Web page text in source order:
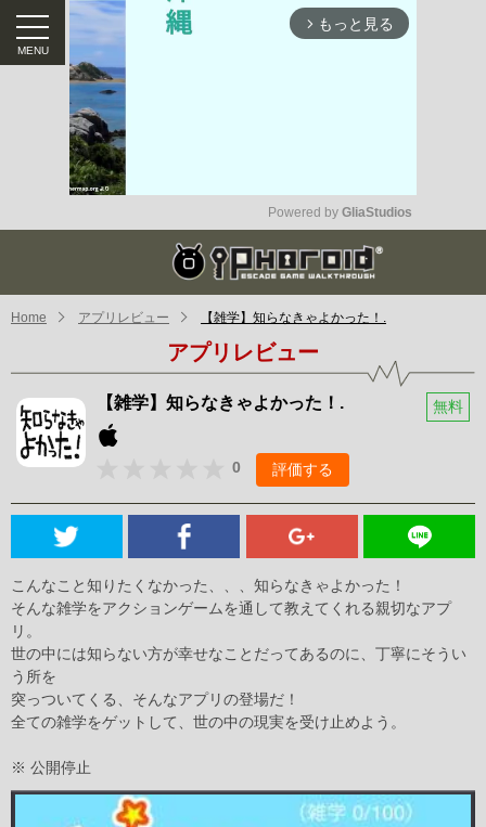
arrow_forward_ios もっと見る
Mute
Powered by GliaStudios
Home アプリレビュー 【雑学】知らなきゃよかった！.
アプリレビュー
【雑学】知らなきゃよかった！. 無料
0 評価する
こんなこと知りたくなかった、、、知らなきゃよかった！
そんな雑学をアクションゲームを通して教えてくれる親切なアプ
リ。
世の中には知らない方が幸せなことだってあるのに、丁寧にそうい
う所を
突っついてくる、そんなアプリの登場だ！
全ての雑学をゲットして、世の中の現実を受け止めよう。
※ 公開停止